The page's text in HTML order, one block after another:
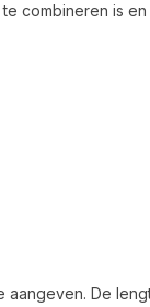
combineren is
De